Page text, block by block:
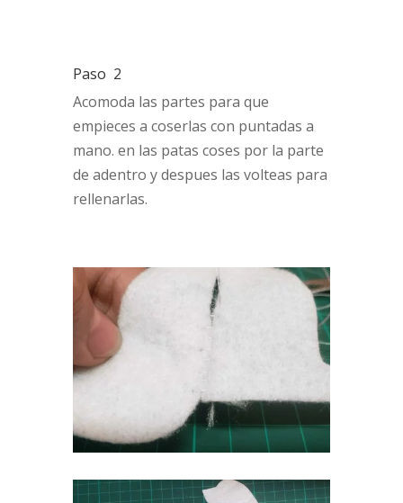
Paso 2
Acomoda las partes para que
empieces a coserlas con puntadas a
mano. en las patas coses por la parte
de adentro y despues las volteas para
rellenarlas.